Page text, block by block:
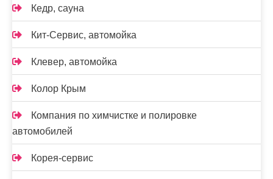
Кедр, сауна
Кит-Сервис, автомойка
Клевер, автомойка
Колор Крым
Компания по химчистке и полировке
автомобилей
Корея-сервис